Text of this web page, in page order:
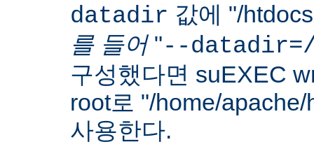
datadir 값에 "/
를 들어"--datadir=/
구성했다면 suEXEC
root로 "/home/
사용한다.